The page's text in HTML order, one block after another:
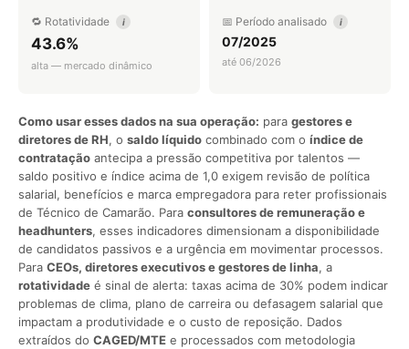
🔁 Rotatividade i
43.6%
alta — mercado dinâmico
📅 Período analisado i
07/2025
até 06/2026
Como usar esses dados na sua operação: para gestores e
diretores de RH, o saldo líquido combinado com o índice de
contratação antecipa a pressão competitiva por talentos —
saldo positivo e índice acima de 1,0 exigem revisão de política
salarial, benefícios e marca empregadora para reter profissionais
de Técnico de Camarão. Para consultores de remuneração e
headhunters, esses indicadores dimensionam a disponibilidade
de candidatos passivos e a urgência em movimentar processos.
Para CEOs, diretores executivos e gestores de linha, a
rotatividade é sinal de alerta: taxas acima de 30% podem indicar
problemas de clima, plano de carreira ou defasagem salarial que
impactam a produtividade e o custo de reposição. Dados
extraídos do CAGED/MTE e processados com metodologia